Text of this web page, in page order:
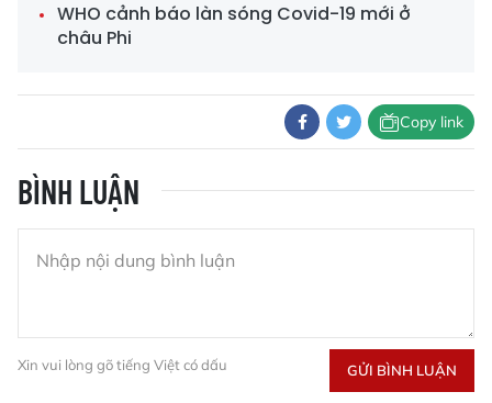
WHO cảnh báo làn sóng Covid-19 mới ở
châu Phi
Copy link
BÌNH LUẬN
Xin vui lòng gõ tiếng Việt có dấu GỬI BÌNH LUẬN